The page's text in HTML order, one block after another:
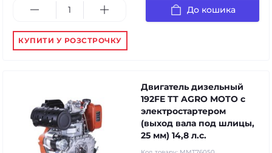
До кошика
КУПИТИ У РОЗСТРОЧКУ
Двигатель дизельный
192FE TT AGRO MOTO с
электростартером
(выход вала под шлицы,
25 мм) 14,8 л.с.